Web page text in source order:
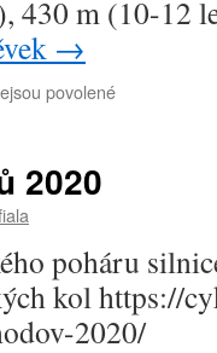
tréninky
týmu
430 m (10-12
→
povolenéu
listopad
únor
2020
poháru
kol https://
2020/